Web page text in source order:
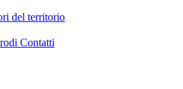
del territorio
Contatti